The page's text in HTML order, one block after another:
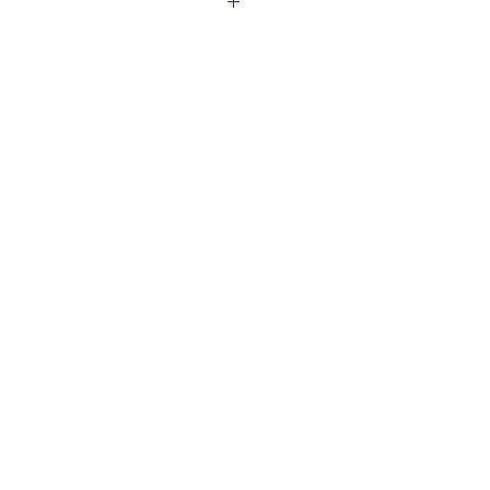
o lactando, no
por lo que puede
todo el producto, deséchese el